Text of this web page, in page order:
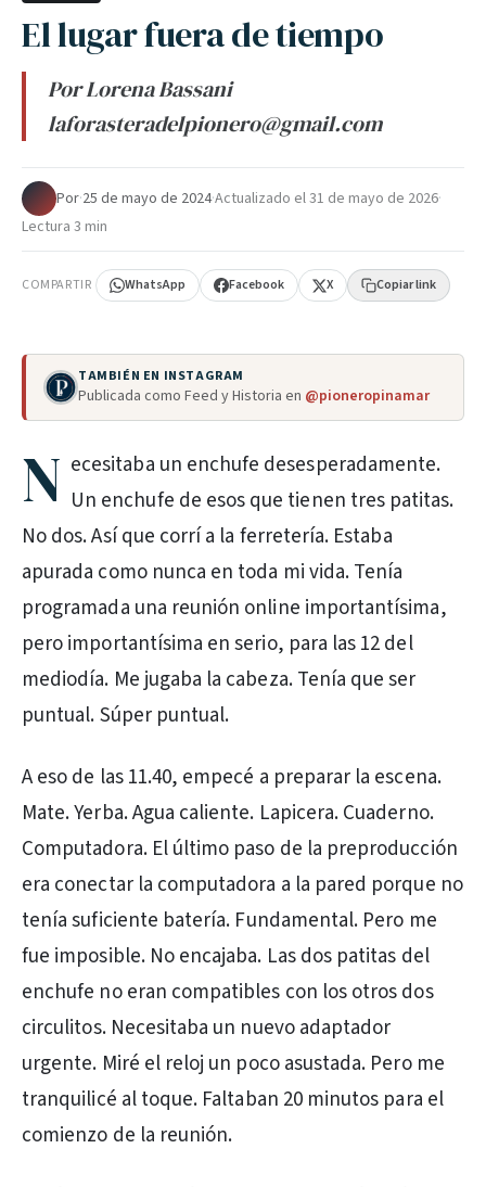
El lugar fuera de tiempo
Por Lorena Bassani
laforasteradelpionero@gmail.com
Por·25 de mayo de 2024·Actualizado el31 de mayo de 2026·
Lectura 3 min
COMPARTIR WhatsApp Facebook X Copiar link
TAMBIÉN EN INSTAGRAM
Publicada como Feed y Historia en @pioneropinamar
N ecesitaba un enchufe desesperadamente.
Un enchufe de esos que tienen tres patitas.
No dos. Así que corrí a la ferretería. Estaba
apurada como nunca en toda mi vida. Tenía
programada una reunión online importantísima,
pero importantísima en serio, para las 12 del
mediodía. Me jugaba la cabeza. Tenía que ser
puntual. Súper puntual.
A eso de las 11.40, empecé a preparar la escena.
Mate. Yerba. Agua caliente. Lapicera. Cuaderno.
Computadora. El último paso de la preproducción
era conectar la computadora a la pared porque no
tenía suficiente batería. Fundamental. Pero me
fue imposible. No encajaba. Las dos patitas del
enchufe no eran compatibles con los otros dos
circulitos. Necesitaba un nuevo adaptador
urgente. Miré el reloj un poco asustada. Pero me
tranquilicé al toque. Faltaban 20 minutos para el
comienzo de la reunión.